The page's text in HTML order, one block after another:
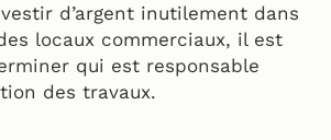
d’argent inutilement dans
locaux commerciaux, il est
qui est responsable
des travaux.